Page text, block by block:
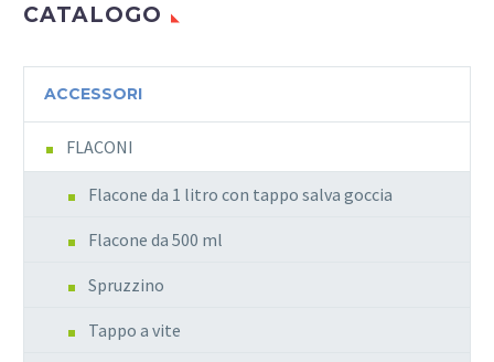
CATALOGO
ACCESSORI
FLACONI
Flacone da 1 litro con tappo salva goccia
Flacone da 500 ml
Spruzzino
Tappo a vite